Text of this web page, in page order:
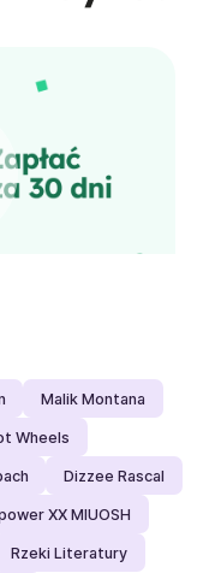
Malik Montana
Wheels
Dizzee Rascal
XX MIUOSH
Rzeki Literatury